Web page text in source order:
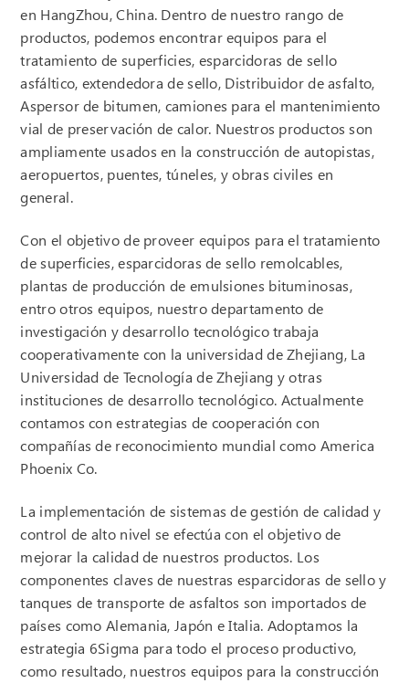
en HangZhou, China. Dentro de nuestro rango de
productos, podemos encontrar equipos para el
tratamiento de superficies, esparcidoras de sello
asfáltico, extendedora de sello, Distribuidor de asfalto,
Aspersor de bitumen, camiones para el mantenimiento
vial de preservación de calor. Nuestros productos son
ampliamente usados en la construcción de autopistas,
aeropuertos, puentes, túneles, y obras civiles en
general.
Con el objetivo de proveer equipos para el tratamiento
de superficies, esparcidoras de sello remolcables,
plantas de producción de emulsiones bituminosas,
entro otros equipos, nuestro departamento de
investigación y desarrollo tecnológico trabaja
cooperativamente con la universidad de Zhejiang, La
Universidad de Tecnología de Zhejiang y otras
instituciones de desarrollo tecnológico. Actualmente
contamos con estrategias de cooperación con
compañías de reconocimiento mundial como America
Phoenix Co.
La implementación de sistemas de gestión de calidad y
control de alto nivel se efectúa con el objetivo de
mejorar la calidad de nuestros productos. Los
componentes claves de nuestras esparcidoras de sello y
tanques de transporte de asfaltos son importados de
países como Alemania, Japón e Italia. Adoptamos la
estrategia 6Sigma para todo el proceso productivo,
como resultado, nuestros equipos para la construcción